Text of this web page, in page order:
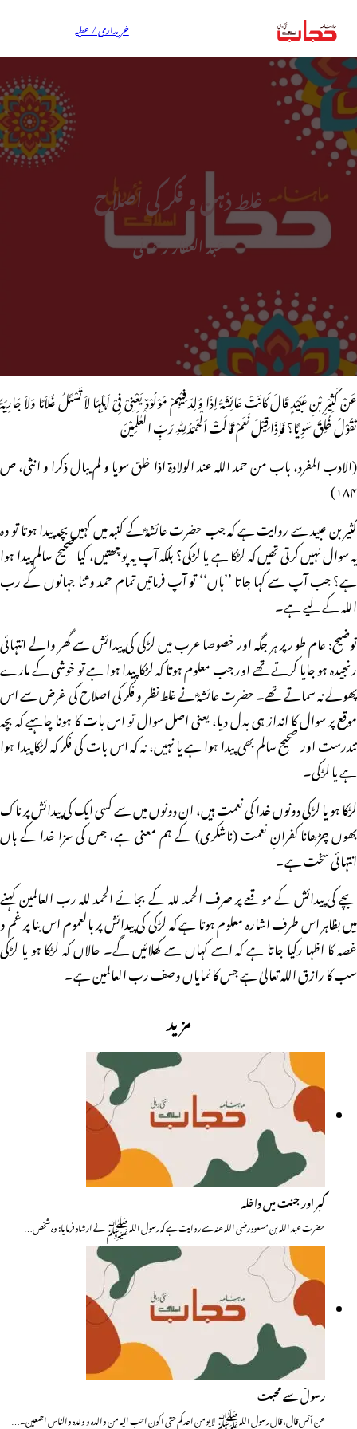
خریداری / عطیہ
غلط ذہن و فکر کی اصلاح
عبد الغفار رحمانی
عَنْ کَثِیْرِ بْنِ عُبَیْدٍ قَالَ کَانَتْ عَائِشَۃُ اِذَا وُلِدَ فِیْہِمْ مَوْلُوْدٌ یَعْنِیْ فِیْ اَہْلِہَا لاَ تَسْئَلُ غُلاَمًا وَلاَ جَارِیَۃً
تَقُوْلُ خُلِقَ سَوِیًّا؟ فَاِذَا قِیْلَ نَعَمْ قَالَتْ اَلْحَمْدُ لِلّٰہِ رَبِّ الْعٰلَمِیْنَ
(الادب المفرد، باب من حمد اللہ عند الولادۃ اذا خلق سویا و لم یبال ذکرا و انثی، ص
۱۸۴)
کثیر بن عبید سے روایت ہے کہ جب حضرت عائشہؓ کے کنبہ میں کہیں بچہ پیدا ہوتا تو وہ
یہ سوال نہیں کرتی تھیں کہ لڑکا ہے یا لڑکی؟ بلکہ آپ یہ پوچھتیں، کیا صحیح سالم پیدا ہوا
ہے؟ جب آپ سے کہا جاتا ’’ہاں‘‘ تو آپ فرماتیں تمام حمد و ثنا جہانوں کے رب
اللہ کے لیے ہے۔
توضیح: عام طو رپر ہر جگہ اور خصوصا عرب میں لڑکی کی پیدائش سے گھر والے انتہائی
رنجیدہ ہو جایا کرتے تھے اور جب معلوم ہوتا کہ لڑکا پیدا ہوا ہے تو خوشی کے مارے
پھولے نہ سماتے تھے۔ حضرت عائشہؓ نے غلط نظر و فکر کی اصلاح کی غرض سے اس
موقع پر سوال کا انداز ہی بدل دیا، یعنی اصل سوال تو اس بات کا ہونا چاہیے کہ بچہ
تندرست اور صحیح سالم بھی پیدا ہوا ہے یا نہیں، نہ کہ اس بات کی فکر کہ لڑکا پیدا ہوا
ہے یا لڑکی۔
لڑکا ہو یا لڑکی دونوں خدا کی نعمت ہیں، ان دونوں میں سے کسی ایک کی پیدائش پر ناک
بھوں چڑھانا کفرانِ نعمت (ناشکری) کے ہم معنی ہے، جس کی سزا خدا کے ہاں
انتہائی سخت ہے۔
بچے کی پیدائش کے موقعے پر صرف الحمد للہ کے بجائے الحمد للہ رب العالمین کہنے
میں بظاہر اس طرف اشارہ معلوم ہوتا ہے کہ لڑکی کی پیدائش پر بالعموم اس بنا پر غم و
غصہ کا اظہا رکیا جاتا ہے کہ اسے کہاں سے کھلائیں گے۔ حالاں کہ لڑکا ہو یا لڑکی
سب کا رازق اللہ تعالیٰ ہے جس کا نمایاں وصف رب العالمین ہے۔
مزید
کبر اور جنت میں داخلہ
حضرت عبد اللہ بن مسعود رضی اللہ عنہ سے روایت ہے کہ رسول اللہ ﷺ نے ارشاد فرمایا: وہ شخص…
رسولؐ سے محبت
عن أنس قال، قال رسول اللہ ﷺ لا یومن احدکم حتی اکون احب الیہ من والدہ و ولدہ والناس اجمعین۔…